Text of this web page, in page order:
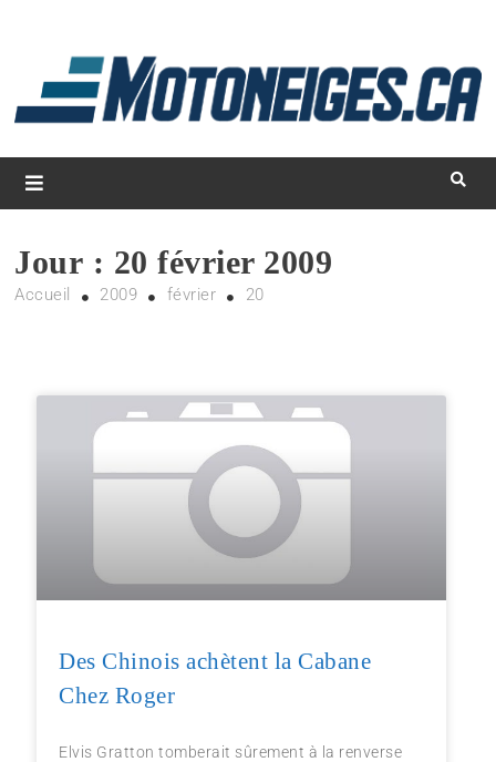
Magazine Motoneiges.ca
Jour : 20 février 2009
Accueil 2009 février 20
Des Chinois achètent la Cabane
Chez Roger
Elvis Gratton tomberait sûrement à la renverse